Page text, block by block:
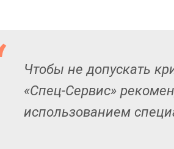
Чтобы не допускать
«Спец-Сервис»
использованием